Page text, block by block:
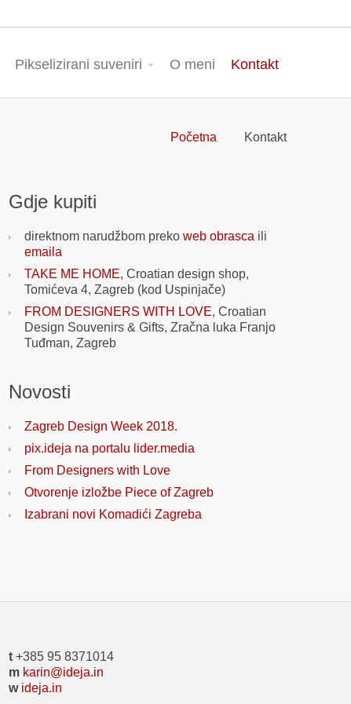
Pikselizirani suveniri O meni Kontakt
Početna Kontakt
Gdje kupiti
direktnom narudžbom preko web obrasca ili
emaila
TAKE ME HOME, Croatian design shop,
Tomićeva 4, Zagreb (kod Uspinjače)
FROM DESIGNERS WITH LOVE, Croatian
Design Souvenirs & Gifts, Zračna luka Franjo
Tuđman, Zagreb
Novosti
Zagreb Design Week 2018.
pix.ideja na portalu lider.media
From Designers with Love
Otvorenje izložbe Piece of Zagreb
Izabrani novi Komadići Zagreba
t +385 95 8371014
m karin@ideja.in
w ideja.in